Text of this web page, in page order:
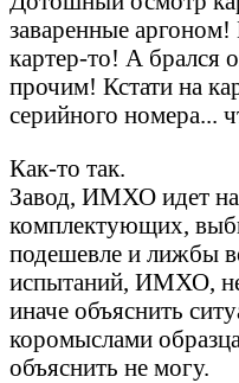
заваренные
картер-то! А брался
прочим! Кстати на
серийного номера...
Как-то так.
Завод, ИМХО идет
комплектующих,
подешевле и лижбы
испытаний, ИМХО,
иначе объяснить
коромыслами
объяснить не могу.